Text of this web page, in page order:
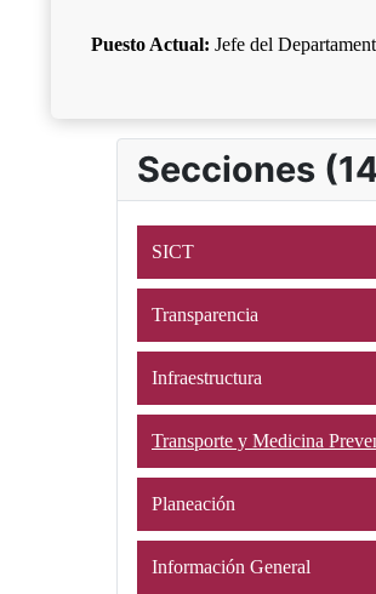
Puesto Actual: Jefe del
Secciones
SICT
Transparencia
Infraestructura
Transporte y Medicina
Planeación
Información General